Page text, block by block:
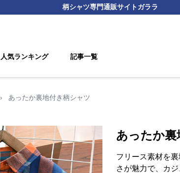
柄シャツ専門通販サイトガララ
人気ランキング 記事一覧
› あったか裏地付き柄シャツ
あったか裏
フリース素材を
さが魅力で、カ